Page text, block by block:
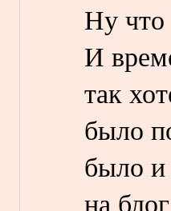
Ну
И
так
было
было
на